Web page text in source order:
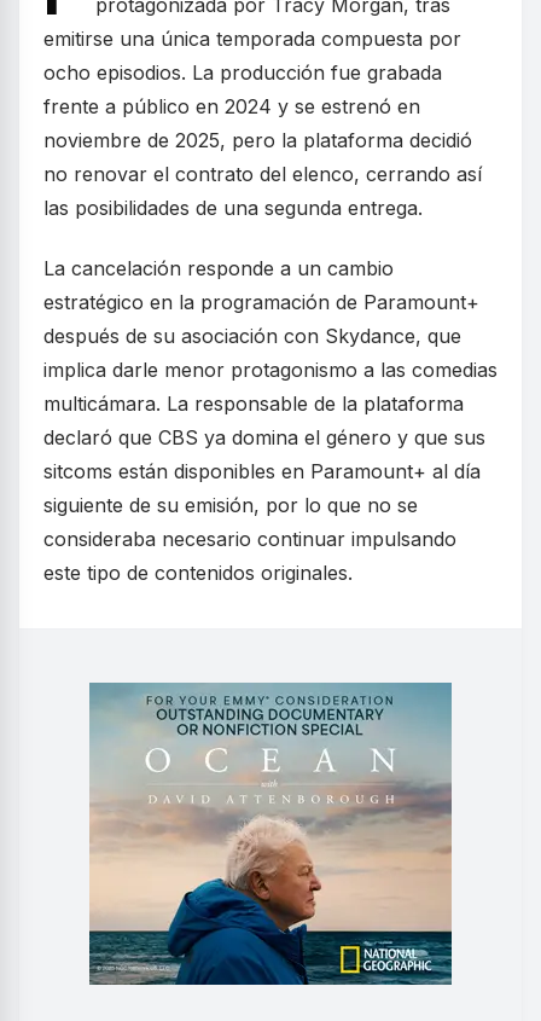
emitirse una única temporada compuesta por
ocho episodios. La producción fue grabada
frente a público en 2024 y se estrenó en
noviembre de 2025, pero la plataforma decidió
no renovar el contrato del elenco, cerrando así
las posibilidades de una segunda entrega.
La cancelación responde a un cambio
estratégico en la programación de Paramount+
después de su asociación con Skydance, que
implica darle menor protagonismo a las comedias
multicámara. La responsable de la plataforma
declaró que CBS ya domina el género y que sus
sitcoms están disponibles en Paramount+ al día
siguiente de su emisión, por lo que no se
consideraba necesario continuar impulsando
este tipo de contenidos originales.